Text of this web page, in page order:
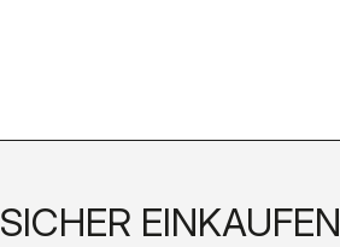
SICHER EINKAUFEN